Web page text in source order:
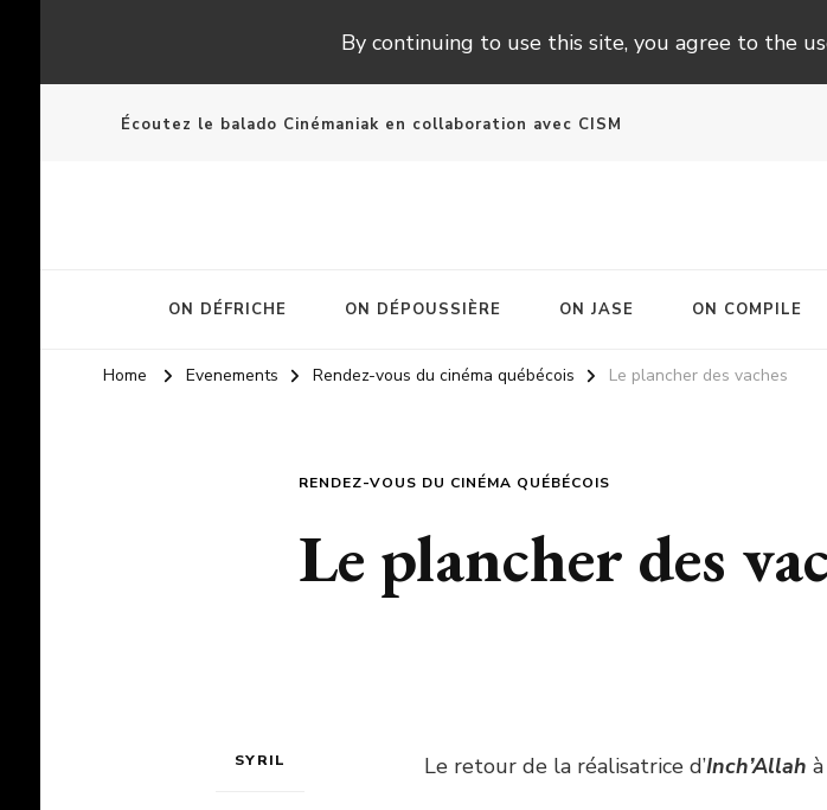
By continuing to use this site, you agree to the
Écoutez le balado Cinémaniak en collaboration avec CISM
ON DÉFRICHE ON DÉPOUSSIÈRE ON JASE ON COMPILE
Home Evenements Rendez-vous du cinéma québécois Le plancher des vaches
RENDEZ-VOUS DU CINÉMA QUÉBÉCOIS
Le plancher des
SYRIL Le retour de la réalisatrice d’Inch’Allah